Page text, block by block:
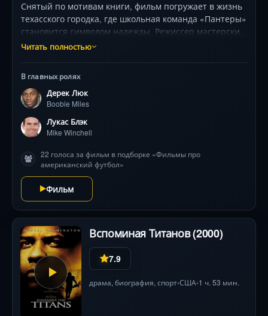
Снятый по мотивам книги, фильм погружает в жизнь
техасского городка, где школьная команда «Пантеры»
становится символом надежды. Режиссер мастерски
передаёт напряжение матчей, драму подростков и
мечты под давлением общества. Саундтрек Explosions
in the Sky усиливает эмоциональный накал.
Читать полностью
В главных ролях
Дерек Люк
Boobie Miles
Лукас Блэк
Mike Winchell
22 голоса за фильм в подборке «Фильмы про
американский футбол»
Фильм
Вспоминая Титанов (2000)
7.9
драма, биография, спорт•США•1 ч. 53 мин.